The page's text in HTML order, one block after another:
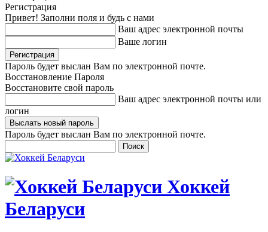
Регистрация
Привет! Заполни поля и будь с нами
Ваш адрес электронной почты
Ваше логин
Пароль будет выслан Вам по электронной почте.
Восстановление Пароля
Восстановите свой пароль
Ваш адрес электронной почты или
логин
Пароль будет выслан Вам по электронной почте.
Хоккей
Беларуси